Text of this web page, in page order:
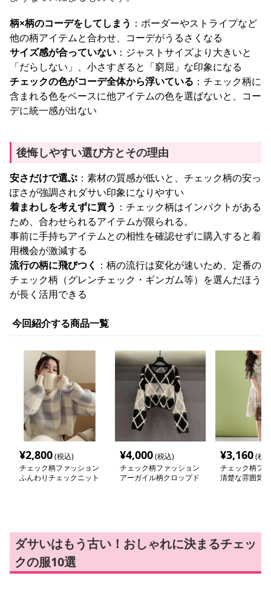
柄×柄のコーデをしてしまう ：ボーダーやストライプなど
他の柄アイテムと合わせ、コーデがうるさくなる
サイズ感が合っていない ：ジャストサイズより大きいと
「だらしない」、小さすぎると「窮屈」な印象になる
チェックの色がコーデ全体から浮いている ：チェック柄に
含まれる色をベースに他アイテムの色を選ばないと、コー
デに統一感が出ない
後悔しやすい選び方とその理由
安さだけで選ぶ ：素材の質感が低いと、チェック柄の安っ
ぽさが強調されダサい印象になりやすい
着まわしを考えずに買う ：チェック柄はインパクトがある
ため、合わせられるアイテムが限られる。
事前に手持ちアイテムとの相性を確認せずに購入すると着
用機会が激減する
流行の柄に飛びつく ：柄の流行は変化が速いため、定番の
チェック柄（グレンチェック・ギンガム等）を選んだほう
が長く活用できる
今回紹介する商品一覧
¥2,800(税込)
チェック柄ファッション
ふんわりチェックニット
¥4,000(税込)
チェック柄ファッション
アーガイル柄クロップド
¥3,160(税
チェック柄フ
清楚な雰囲気
ダサいはもう古い！おしゃれに決まるチェッ
クの服10選